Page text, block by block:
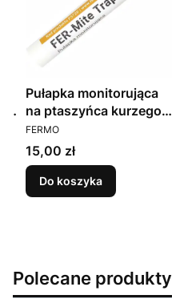
Pułapka monitorująca
na ptaszyńca kurzego
FER-Mite Trap
PRODUCENT
FERMO
Cena
15,00 zł
Do koszyka
Polecane produkty